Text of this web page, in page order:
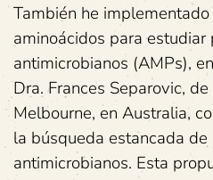
También he
aminoácidos para estudiar
antimicrobianos (AMPs),
Dra. Frances Separovic,
Melbourne, en Australia,
la búsqueda estancada
antimicrobianos. Esta